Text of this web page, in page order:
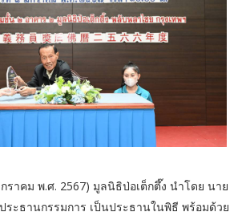
าคม พ.ศ. 2567) มูลนิธิป่อเต็กตึ๊ง นำโดย นาย
ระธานกรรมการ เป็นประธานในพิธี พร้อมด้วย